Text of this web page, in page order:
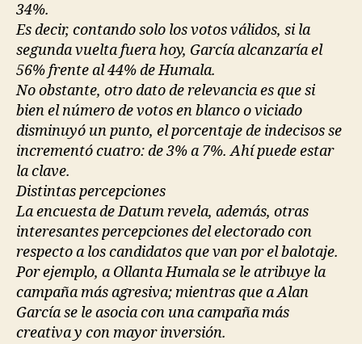
34%.
Es decir, contando solo los votos válidos, si la
segunda vuelta fuera hoy, García alcanzaría el
56% frente al 44% de Humala.
No obstante, otro dato de relevancia es que si
bien el número de votos en blanco o viciado
disminuyó un punto, el porcentaje de indecisos se
incrementó cuatro: de 3% a 7%. Ahí puede estar
la clave.
Distintas percepciones
La encuesta de Datum revela, además, otras
interesantes percepciones del electorado con
respecto a los candidatos que van por el balotaje.
Por ejemplo, a Ollanta Humala se le atribuye la
campaña más agresiva; mientras que a Alan
García se le asocia con una campaña más
creativa y con mayor inversión.